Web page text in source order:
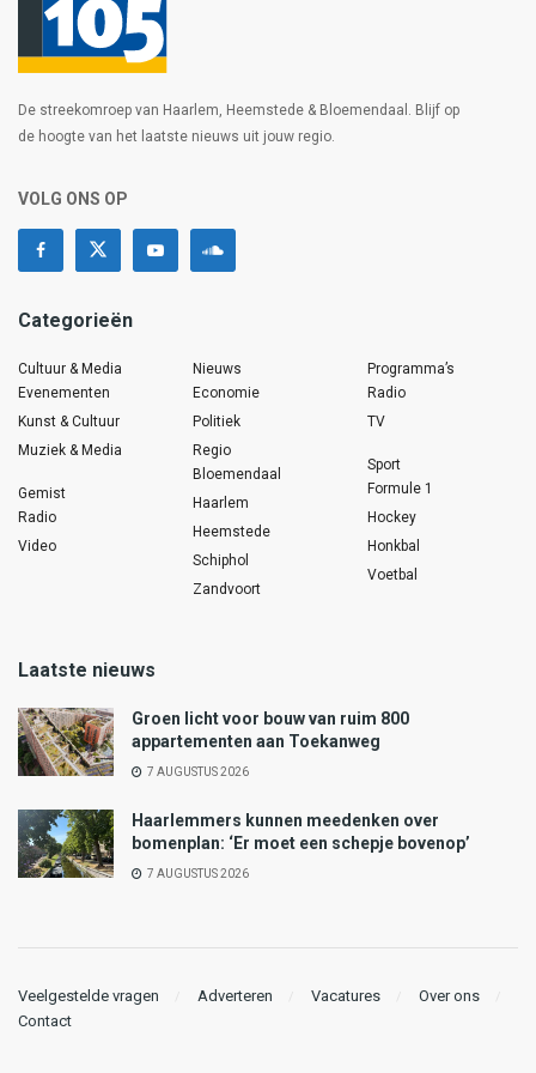
De streekomroep van Haarlem, Heemstede & Bloemendaal. Blijf op
de hoogte van het laatste nieuws uit jouw regio.
VOLG ONS OP
Categorieën
Cultuur & Media
Evenementen
Kunst & Cultuur
Muziek & Media
Gemist
Radio
Video
Nieuws
Economie
Politiek
Regio
Bloemendaal
Haarlem
Heemstede
Schiphol
Zandvoort
Programma’s
Radio
TV
Sport
Formule 1
Hockey
Honkbal
Voetbal
Laatste nieuws
Groen licht voor bouw van ruim 800
appartementen aan Toekanweg
7 AUGUSTUS 2026
Haarlemmers kunnen meedenken over
bomenplan: ‘Er moet een schepje bovenop’
7 AUGUSTUS 2026
Veelgestelde vragen Adverteren Vacatures
Over ons
Contact